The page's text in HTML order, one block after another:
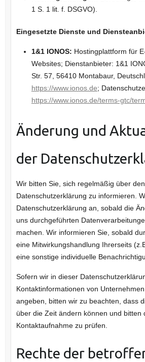
1 S. 1 lit. f. DSGVO).
Eingesetzte Dienste und
1&1 IONOS: Hostingplattform für
Websites; Dienstanbieter: 1&1
Str. 57, 56410 Montabaur,
https://www.ionos.de;
https://www.ionos.de/terms-gtc/
Änderung und
der
Wir bitten Sie, sich regelmäßig über
Datenschutzerklärung zu informieren.
Datenschutzerklärung an, sobald die
uns durchgeführten
machen. Wir informieren Sie, sobald
eine Mitwirkungshandlung Ihrerseits
eine sonstige individuelle
Sofern wir in dieser
Kontaktinformationen von
angeben, bitten wir zu beachten, dass
über die Zeit ändern können und bitten
Kontaktaufnahme zu prüfen.
Rechte der